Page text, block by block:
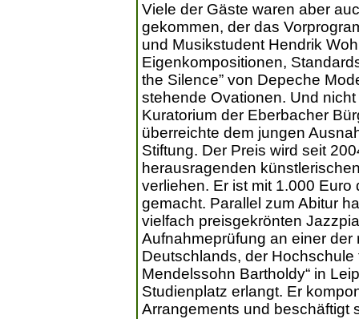
Viele der Gäste waren aber
gekommen, der das
und Musikstudent Hendrik
Eigenkompositionen,
the Silence” von Depeche
stehende Ovationen. Und
Kuratorium der Eberbacher
überreichte dem jungen
Stiftung. Der Preis wird seit
herausragenden
verliehen. Er ist mit 1.000
gemacht. Parallel zum Abitur
vielfach preisgekrönten
Aufnahmeprüfung an einer
Deutschlands, der Hochschule
Mendelssohn Bartholdy“ in
Studienplatz erlangt. Er
Arrangements und beschäftigt